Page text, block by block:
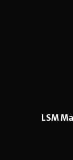
LSM